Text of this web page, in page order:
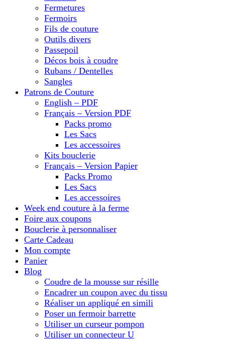
Fermetures
Fermoirs
Fils de couture
Outils divers
Passepoil
Décos bois à coudre
Rubans / Dentelles
Sangles
Patrons de Couture
English – PDF
Français – Version PDF
Packs promo
Les Sacs
Les accessoires
Kits bouclerie
Français – Version Papier
Packs Promo
Les Sacs
Les accessoires
Week end couture à la ferme
Foire aux coupons
Bouclerie à personnaliser
Carte Cadeau
Mon compte
Panier
Blog
Coudre de la mousse sur résille
Encadrer un coupon avec du tissu
Réaliser un appliqué en simili
Poser un fermoir barrette
Utiliser un curseur pompon
Utiliser un connecteur U